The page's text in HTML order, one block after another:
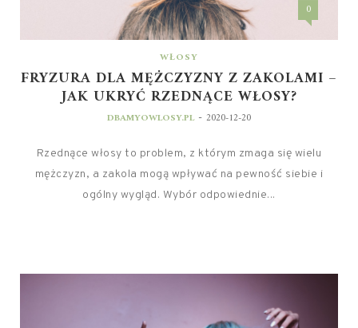
0
WŁOSY
FRYZURA DLA MĘŻCZYZNY Z ZAKOLAMI –
JAK UKRYĆ RZEDNĄCE WŁOSY?
DBAMYOWLOSY.PL - 2020-12-20
Rzednące włosy to problem, z którym zmaga się wielu
mężczyzn, a zakola mogą wpływać na pewność siebie i
ogólny wygląd. Wybór odpowiednie...